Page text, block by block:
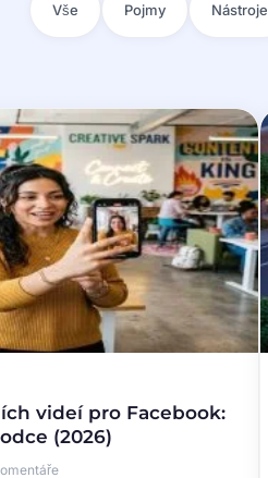
Vše Pojmy Nástroje
videí pro Facebook:
(2026)